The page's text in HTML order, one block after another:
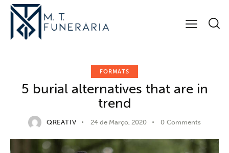
FORMATS
5 burial alternatives that are in
trend
QREATIV 24 de Março, 2020 0 Comments